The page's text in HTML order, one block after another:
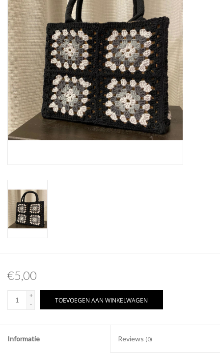
Cadeaubonnen
Pakketten
Workshops
Lifestyle
€5,00
+
-
TOEVOEGEN AAN WINKELWAGEN
Informatie Reviews (0)